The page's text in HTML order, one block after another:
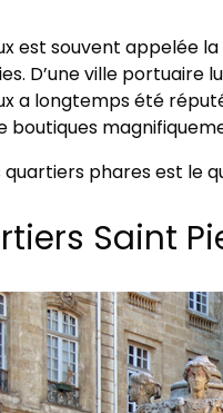
est souvent appelée
D’une ville portuaire
a longtemps été
boutiques
quartiers phares est le
Saint